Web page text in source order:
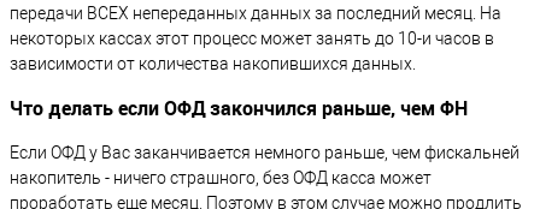
передачи ВСЕХ непереданных данных за последний месяц. На
некоторых кассах этот процесс может занять до 10-и часов в
зависимости от количества накопившихся данных.
Что делать если ОФД закончился раньше, чем ФН
Если ОФД у Вас заканчивается немного раньше, чем фискальней
накопитель - ничего страшного, без ОФД касса может
проработать еще месяц. Поэтому в этом случае можно продлить